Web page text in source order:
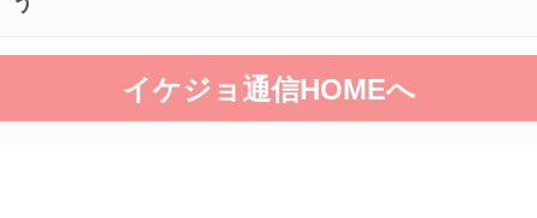
イケジョ通信HOMEへ